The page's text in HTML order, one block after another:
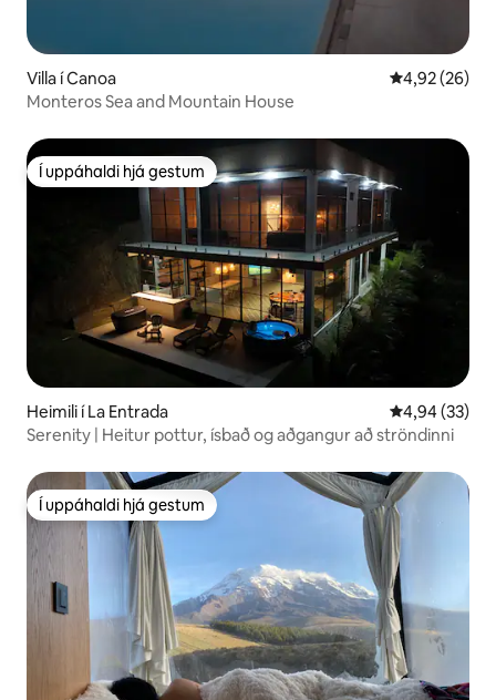
Villa í Canoa 4,92 af 5 í
4,92 (26)
Monteros Sea and Mountain House
Í uppáhaldi hjá gestum
Í uppáhaldi hjá gestum
Heimili í La Entrada 4,94 af 5 í
4,94 (33)
Serenity | Heitur pottur, ísbað og aðgangur að ströndinni
Í uppáhaldi hjá gestum
Í uppáhaldi hjá gestum